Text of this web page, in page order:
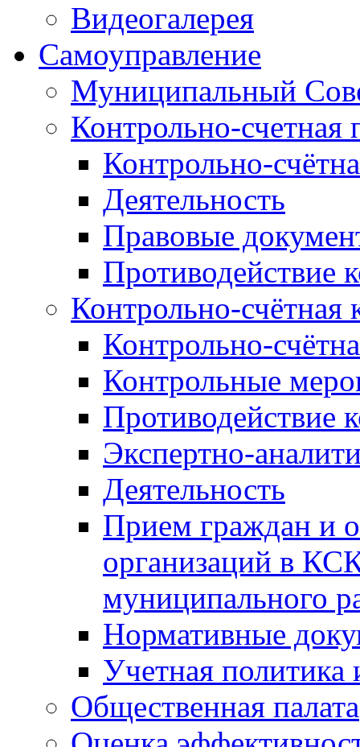
Видеогалерея
Самоуправление
Муниципальный
Контрольно-счетная
Контрольно-
Деятельность
Правовые
Противодействие
Контрольно-счётная
Контрольно-
Контрольные
Противодействие
Экспертно-
Деятельность
Прием граждан и
организаций в
муниципального
Нормативные
Учетная политика
Общественная палата